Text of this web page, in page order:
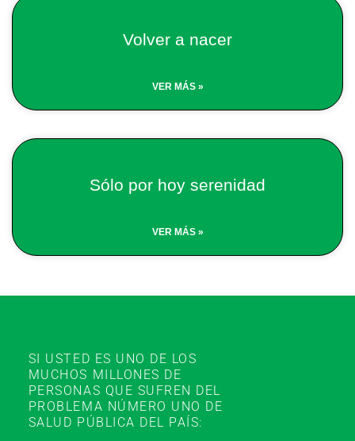
Volver a nacer
VER MÁS »
Sólo por hoy serenidad
VER MÁS »
SI USTED ES UNO DE LOS
MUCHOS MILLONES DE
PERSONAS QUE SUFREN DEL
PROBLEMA NÚMERO UNO DE
SALUD PÚBLICA DEL PAÍS: